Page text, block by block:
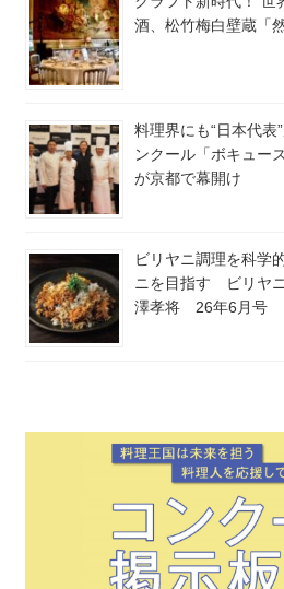
酒、松竹梅白壁蔵「然
料理界にも“日本代表
ンクール「ボキュー
が京都で幕開け
ビリヤニ調理を科学
ニを目指す ビリヤ
澤孝将 26年6月号